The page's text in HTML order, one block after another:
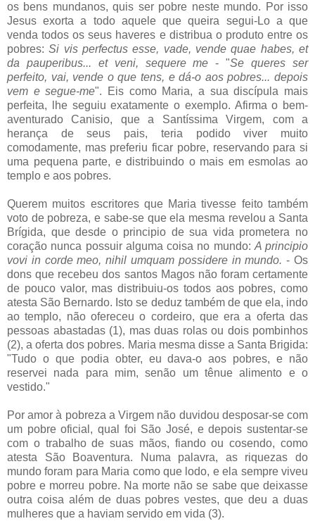
os bens mundanos, quis ser pobre neste mundo. Por isso
Jesus exorta a todo aquele que queira segui-Lo a que
venda todos os seus haveres e distribua o produto entre os
pobres:Si vis perfectus esse, vade, vende quae habes, et
da pauperibus... et veni, sequere me - "Se queres ser
perfeito, vai, vende o que tens, e dá-o aos pobres... depois
vem e segue-me". Eis como Maria, a sua discípula mais
perfeita, lhe seguiu exatamente o exemplo. Afirma o bem-
aventurado Canisio, que a Santíssima Virgem, com a
herança de seus pais, teria podido viver muito
comodamente, mas preferiu ficar pobre, reservando para si
uma pequena parte, e distribuindo o mais em esmolas ao
templo e aos pobres.
Querem muitos escritores que Maria tivesse feito também
voto de pobreza, e sabe-se que ela mesma revelou a Santa
Brígida, que desde o principio de sua vida prometera no
coração nunca possuir alguma coisa no mundo:A principio
vovi in corde meo, nihil umquam possidere in mundo. - Os
dons que recebeu dos santos Magos não foram certamente
de pouco valor, mas distribuiu-os todos aos pobres, como
atesta São Bernardo. Isto se deduz também de que ela, indo
ao templo, não ofereceu o cordeiro, que era a oferta das
pessoas abastadas (1), mas duas rolas ou dois pombinhos
(2), a oferta dos pobres. Maria mesma disse a Santa Brigida:
"Tudo o que podia obter, eu dava-o aos pobres, e não
reservei nada para mim, senão um tênue alimento e o
vestido."
Por amor à pobreza a Virgem não duvidou desposar-se com
um pobre oficial, qual foi São José, e depois sustentar-se
com o trabalho de suas mãos, fiando ou cosendo, como
atesta São Boaventura. Numa palavra, as riquezas do
mundo foram para Maria como que lodo, e ela sempre viveu
pobre e morreu pobre. Na morte não se sabe que deixasse
outra coisa além de duas pobres vestes, que deu a duas
mulheres que a haviam servido em vida (3).